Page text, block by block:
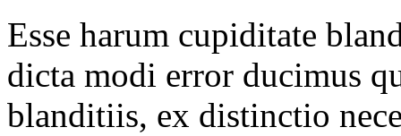
Esse harum cupiditate
dicta modi error ducimus
blanditiis, ex distinctio